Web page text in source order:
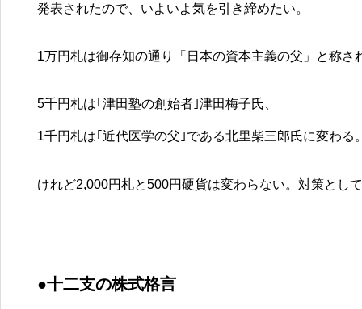
発表されたので、いよいよ気を引き締めたい。
1万円札は御存知の通り「日本の資本主義の父」と称さ
5千円札は｢津田塾の創始者｣津田梅子氏、
1千円札は｢近代医学の父｣である北里柴三郎氏に変わる
けれど2,000円札と500円硬貨は変わらない。対策とし
●十二支の株式格言